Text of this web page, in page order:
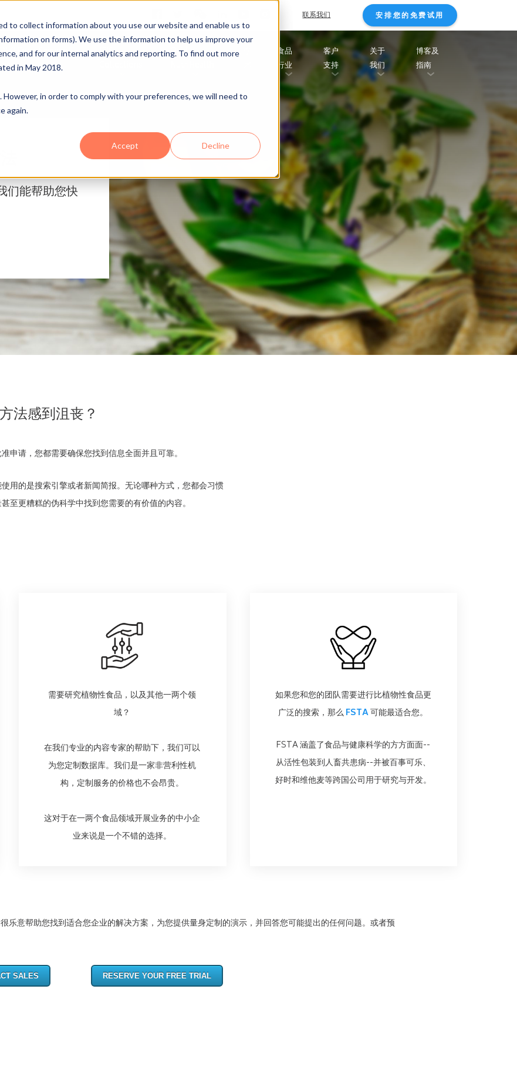
to collect information about you use our website and enable us to
on forms). We use the information to help us improve your
and for our internal analytics and reporting. To find out more
in May 2018.
in order to comply with your preferences, we will need to
again.
Accept Decline
联系我们 安排您的免费试用
Food Science
IFIS
Ovid
食品
行业
客户
支持
关于
我们
博客及
指南
们能帮助您快
法感到沮丧？
申请，您都需要确保您找到信息全面并且可靠。
用的是搜索引擎或者新闻简报。无论哪种方式，您都会习惯
至更糟糕的伪科学中找到您需要的有价值的内容。
需要研究植物性食品，以及其他一两个领
域？
在我们专业的内容专家的帮助下，我们可以
为您定制数据库。我们是一家非营利性机
构，定制服务的价格也不会昂贵。
这对于在一两个食品领域开展业务的中小企
业来说是一个不错的选择。
如果您和您的团队需要进行比植物性食品更
广泛的搜索，那么FSTA可能最适合您。
FSTA 涵盖了食品与健康科学的方方面面--
从活性包装到人畜共患病--并被百事可乐、
好时和维他麦等跨国公司用于研究与开发。
乐意帮助您找到适合您企业的解决方案，为您提供量身定制的演示，并回答您可能提出的任何问题。或者预
SALES RESERVE YOUR FREE TRIAL